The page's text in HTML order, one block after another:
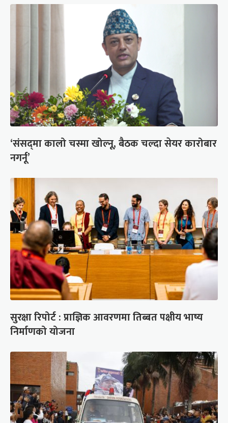
‘संसद्‍मा कालो चस्मा खोल्नू, बैठक चल्दा सेयर कारोबार
नगर्नू’
सुरक्षा रिपोर्ट : प्राज्ञिक आवरणमा तिब्बत पक्षीय भाष्य
निर्माणको योजना